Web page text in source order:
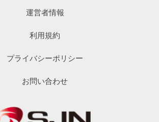
運営者情報
利用規約
プライバシーポリシー
お問い合わせ